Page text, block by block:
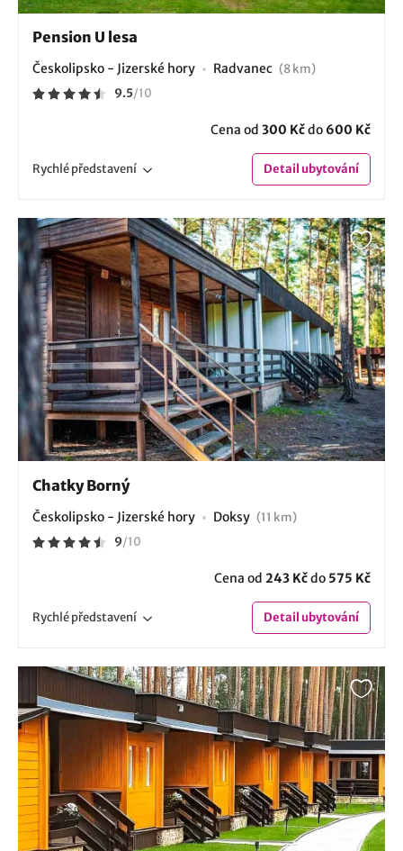
Pension U lesa
Českolipsko - Jizerské hory Radvanec (8 km)
9.5/10
Cena od 300 Kčdo 600 Kč
Rychlépředstavení Detailubytování
Chatky Borný
Českolipsko - Jizerské hory Doksy (11 km)
9/10
Cena od 243 Kčdo 575 Kč
Rychlépředstavení Detailubytování